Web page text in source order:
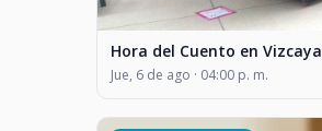
Hora del Cuento en Vizcaya
Jue, 6 de ago · 04:00 p. m.